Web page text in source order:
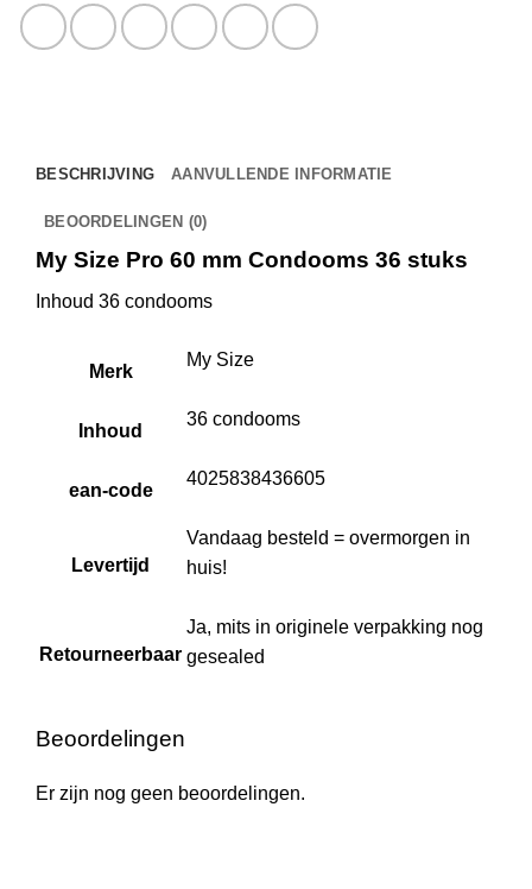
BESCHRIJVING AANVULLENDE INFORMATIE
BEOORDELINGEN (0)
My Size Pro 60 mm Condooms 36 stuks
Inhoud 36 condooms
Merk
My Size
Inhoud
36 condooms
ean-code
4025838436605
Levertijd
Vandaag besteld = overmorgen in
huis!
Retourneerbaar
Ja, mits in originele verpakking nog
gesealed
Beoordelingen
Er zijn nog geen beoordelingen.